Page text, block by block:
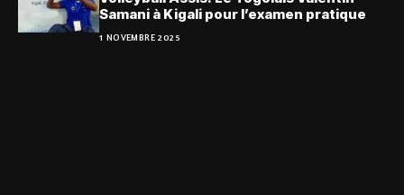
Samani à Kigali pour l’examen pratique
1 NOVEMBRE 2025